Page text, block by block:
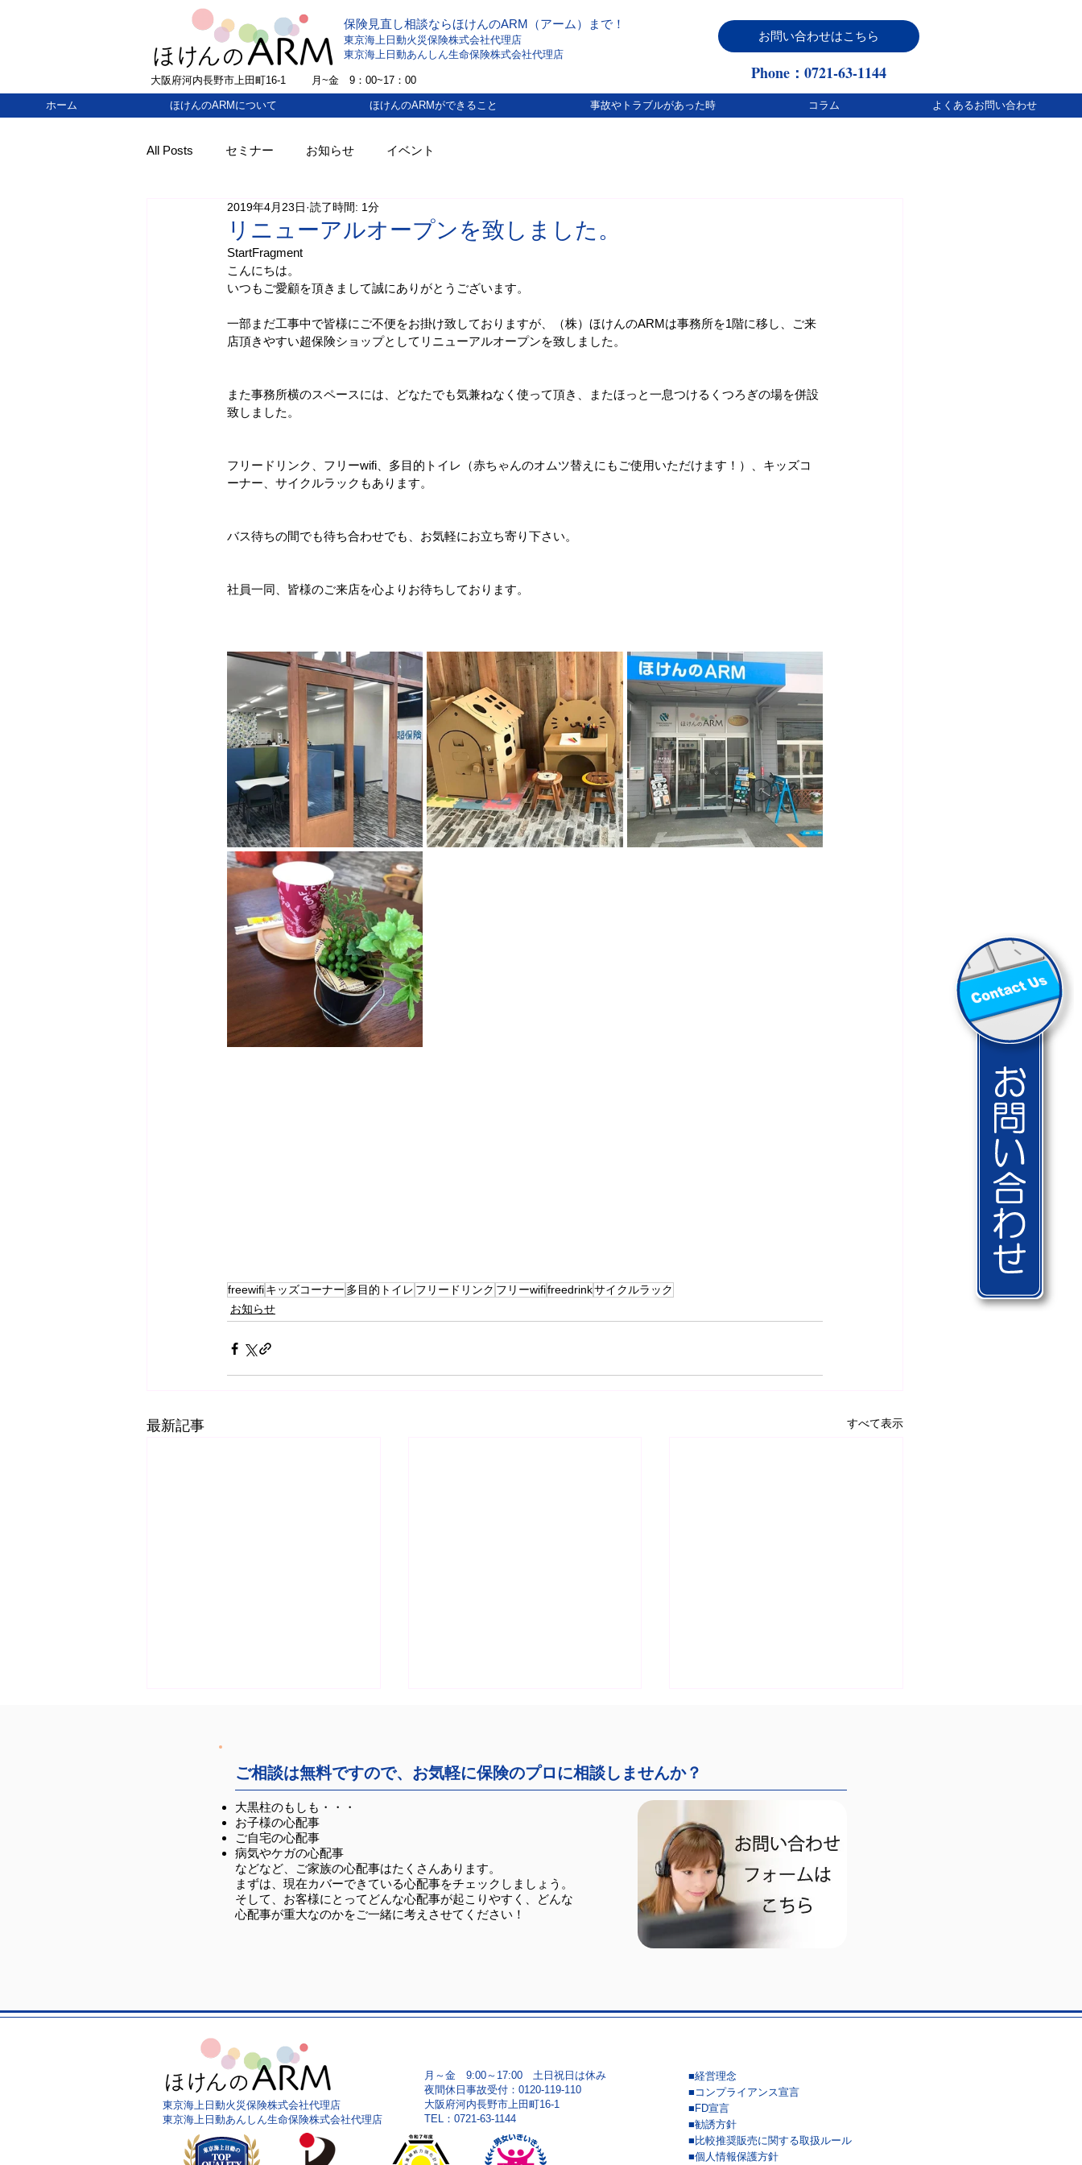
保険見直し相談ならほけんのARM（アーム）まで！
東京海上日動火災保険株式会社代理店
東京海上日動あんしん生命保険株式会社代理店
大阪府河内長野市上田町16-1 ​月~金 9：00~17：00
お問い合わせはこちら
Phone：0721-63-1144
ホーム ほけんのARMについて ほけんのARMができること 事故やトラブルがあった時 コラム よくあるお問い合わせ
All Posts セミナー お知らせ イベント
リニューアルオープンを致しました。
2019年4月23日 読了時間: 1分
StartFragment
こんにちは。
いつもご愛顧を頂きまして誠にありがとうございます。
一部まだ工事中で皆様にご不便をお掛け致しておりますが、（株）ほけんのARMは事務所を1階に移し、ご来
店頂きやすい超保険ショップとしてリニューアルオープンを致しました。
また事務所横のスペースには、どなたでも気兼ねなく使って頂き、またほっと一息つけるくつろぎの場を併設
致しました。
フリードリンク、フリーwifi、多目的トイレ（赤ちゃんのオムツ替えにもご使用いただけます！）、キッズコ
ーナー、サイクルラックもあります。
バス待ちの間でも待ち合わせでも、お気軽にお立ち寄り下さい。
社員一同、皆様のご来店を心よりお待ちしております。
freewifiキッズコーナー 多目的トイレ フリードリンク フリーwififreedrinkサイクルラック
お知らせ
最新記事 すべて表示
セミナーのお知らせ
ほけんのＡＲＭ講演会のご案
内
ご相談は無料ですので、お気軽に保険のプロに相談しませんか？
大黒柱のもしも・・・
お子様の心配事
ご自宅の心配事
病気やケガの心配事
などなど、ご家族の心配事はたくさんあります。
まずは、現在カバーできている心配事をチェックしましょう。
そして、お客様にとってどんな心配事が起こりやすく、どんな
心配事が重大なのかをご一緒に考えさせてください！
東京海上日動火災保険株式会社代理店
東京海上日動あんしん生命保険株式会社代理店
月～金 9:00～17:00 土日祝日は休み
夜間休日事故受付：0120-119-110
大阪府河内長野市上田町16-1
​TEL：0721-63-1144
■経営理念
■コンプライアンス宣言
■FD宣言
■勧誘方針
■比較推奨販売に関する取扱ルール
■個人情報保護方針